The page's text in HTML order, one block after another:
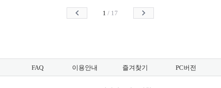
1 / 17
FAQ 이용안내 즐겨찾기 PC버전